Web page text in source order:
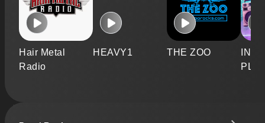
Hair Metal
Radio
HEAVY1 THE ZOO